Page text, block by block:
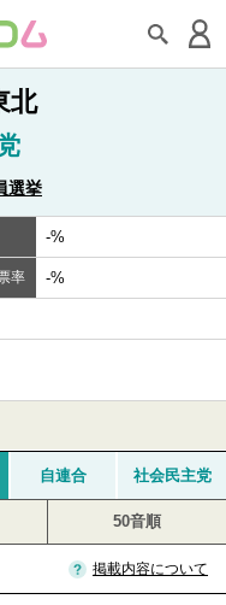
北
選挙
-%
率 -%
自連合 社会民主党
50音順
掲載内容について